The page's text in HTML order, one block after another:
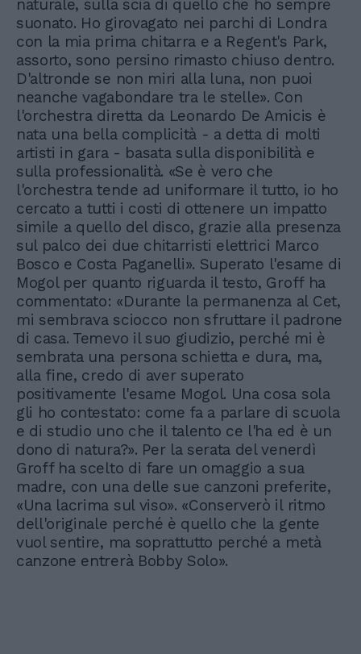
naturale, sulla scia di quello che ho sempre
suonato. Ho girovagato nei parchi di Londra
con la mia prima chitarra e a Regent's Park,
assorto, sono persino rimasto chiuso dentro.
D'altronde se non miri alla luna, non puoi
neanche vagabondare tra le stelle». Con
l'orchestra diretta da Leonardo De Amicis è
nata una bella complicità - a detta di molti
artisti in gara - basata sulla disponibilità e
sulla professionalità. «Se è vero che
l'orchestra tende ad uniformare il tutto, io ho
cercato a tutti i costi di ottenere un impatto
simile a quello del disco, grazie alla presenza
sul palco dei due chitarristi elettrici Marco
Bosco e Costa Paganelli». Superato l'esame di
Mogol per quanto riguarda il testo, Groff ha
commentato: «Durante la permanenza al Cet,
mi sembrava sciocco non sfruttare il padrone
di casa. Temevo il suo giudizio, perché mi è
sembrata una persona schietta e dura, ma,
alla fine, credo di aver superato
positivamente l'esame Mogol. Una cosa sola
gli ho contestato: come fa a parlare di scuola
e di studio uno che il talento ce l'ha ed è un
dono di natura?». Per la serata del venerdì
Groff ha scelto di fare un omaggio a sua
madre, con una delle sue canzoni preferite,
«Una lacrima sul viso». «Conserverò il ritmo
dell'originale perché è quello che la gente
vuol sentire, ma soprattutto perché a metà
canzone entrerà Bobby Solo».